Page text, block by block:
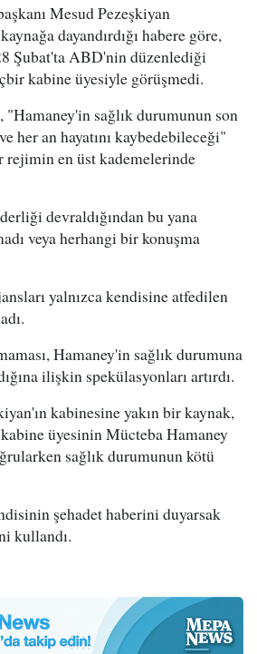
Mesud Pezeşkiyan
dayandırdığı habere göre,
Şubat'ta ABD'nin düzenlediği
kabine üyesiyle görüşmedi.
sağlık durumunun son
her an hayatını kaybedebileceği"
en üst kademelerinde
devraldığından bu yana
veya herhangi bir konuşma
yalnızca kendisine atfedilen
Hamaney'in sağlık durumuna
ilişkin spekülasyonları artırdı.
kabinesine yakın bir kaynak,
üyesinin Mücteba Hamaney
sağlık durumunun kötü
şehadet haberini duyarsak
kullandı.